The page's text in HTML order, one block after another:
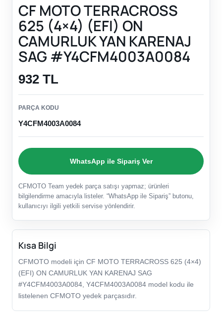
CF MOTO TERRACROSS
625 (4×4) (EFI) ON
CAMURLUK YAN KARENAJ
SAG #Y4CFM4003A0084
932 TL
PARÇA KODU
Y4CFM4003A0084
WhatsApp ile Sipariş Ver
CFMOTO Team yedek parça satışı yapmaz; ürünleri
bilgilendirme amacıyla listeler. “WhatsApp ile Sipariş” butonu,
kullanıcıyı ilgili yetkili servise yönlendirir.
Kısa Bilgi
CFMOTO modeli için CF MOTO TERRACROSS 625 (4×4)
(EFI) ON CAMURLUK YAN KARENAJ SAG
#Y4CFM4003A0084, Y4CFM4003A0084 model kodu ile
listelenen CFMOTO yedek parçasıdır.